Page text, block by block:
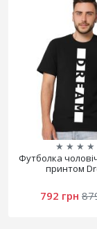
★ ★ ★ ★
Футболка
принтом
792 грн